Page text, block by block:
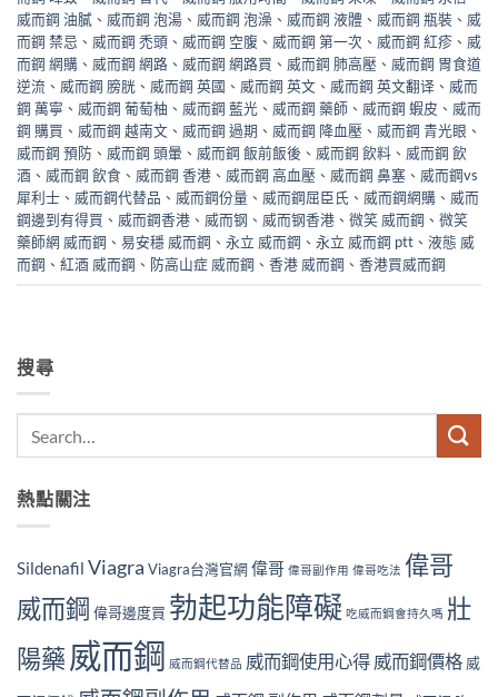
威而鋼 油膩 、 威而鋼 泡湯 、 威而鋼 泡澡 、 威而鋼 液體 、 威而鋼 瓶裝 、 威
而鋼 禁忌 、 威而鋼 禿頭 、 威而鋼 空腹 、 威而鋼 第一次 、 威而鋼 紅疹 、 威
而鋼 網購 、 威而鋼 網路 、 威而鋼 網路買 、 威而鋼 肺高壓 、 威而鋼 胃食道
逆流 、 威而鋼 膀胱 、 威而鋼 英國 、 威而鋼 英文 、 威而鋼 英文翻译 、 威而
鋼 萬寧 、 威而鋼 葡萄柚 、 威而鋼 藍光 、 威而鋼 藥師 、 威而鋼 蝦皮 、 威而
鋼 購買 、 威而鋼 越南文 、 威而鋼 過期 、 威而鋼 降血壓 、 威而鋼 青光眼 、
威而鋼 預防 、 威而鋼 頭暈 、 威而鋼 飯前飯後 、 威而鋼 飲料 、 威而鋼 飲
酒 、 威而鋼 飲食 、 威而鋼 香港 、 威而鋼 高血壓 、 威而鋼 鼻塞 、 威而鋼vs
犀利士 、 威而鋼代替品 、 威而鋼份量 、 威而鋼屈臣氏 、 威而鋼網購 、 威而
鋼邊到有得買 、 威而鋼香港 、 威而钢 、 威而钢香港 、 微笑 威而鋼 、 微笑
藥師網 威而鋼 、 易安穩 威而鋼 、 永立 威而鋼 、 永立 威而鋼 ptt 、 液態 威
而鋼 、 紅酒 威而鋼 、 防高山症 威而鋼 、 香港 威而鋼 、 香港買威而鋼
搜尋
熱點關注
Sildenafil Viagra Viagra台灣官網偉哥 偉哥副作用 偉哥吃法 偉哥
威而鋼 偉哥邊度買 勃起功能障礙 吃威而鋼會持久嗎 壯
陽藥 威而鋼 威而鋼代替品 威而鋼使用心得 威而鋼價格 威